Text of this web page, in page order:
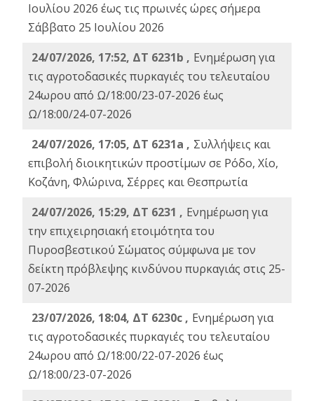
Ιουλίου 2026 έως τις πρωινές ώρες σήμερα
Σάββατο 25 Ιουλίου 2026
24/07/2026, 17:52, ΔΤ 6231b , Ενημέρωση για
τις αγροτοδασικές πυρκαγιές του τελευταίου
24ωρου από Ω/18:00/23-07-2026 έως
Ω/18:00/24-07-2026
24/07/2026, 17:05, ΔΤ 6231a , Συλλήψεις και
επιβολή διοικητικών προστίμων σε Ρόδο, Χίο,
Κοζάνη, Φλώρινα, Σέρρες και Θεσπρωτία
24/07/2026, 15:29, ΔΤ 6231 , Ενημέρωση για
την επιχειρησιακή ετοιμότητα του
Πυροσβεστικού Σώματος σύμφωνα με τον
δείκτη πρόβλεψης κινδύνου πυρκαγιάς στις 25-
07-2026
23/07/2026, 18:04, ΔΤ 6230c , Ενημέρωση για
τις αγροτοδασικές πυρκαγιές του τελευταίου
24ωρου από Ω/18:00/22-07-2026 έως
Ω/18:00/23-07-2026